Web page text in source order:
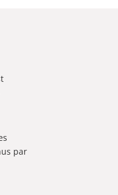
par